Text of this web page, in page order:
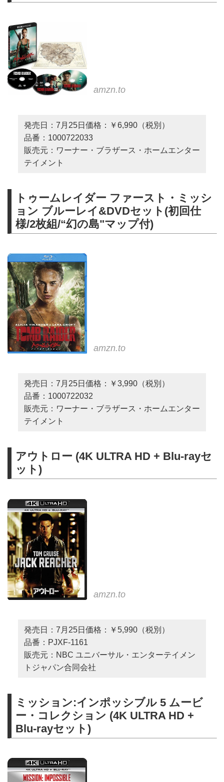
amzn.to
発売日：7月25日価格：￥6,990（税別）
品番：1000722033
販売元：ワーナー・ブラザース・ホームエンター
テイメント
トゥームレイダー ファースト・ミッシ
ョン ブルーレイ&DVDセット(初回仕
様/2枚組/“幻の島"マップ付)
amzn.to
発売日：7月25日価格：￥3,990（税別）
品番：1000722032
販売元：ワーナー・ブラザース・ホームエンター
テイメント
アウトロー (4K ULTRA HD + Blu-rayセ
ット)
amzn.to
発売日：7月25日価格：￥5,990（税別）
品番：PJXF-1161
販売元：NBC ユニバーサル・エンターテイメン
トジャパン合同会社
ミッション:インポッシブル 5 ムービ
ー・コレクション (4K ULTRA HD +
Blu-rayセット)